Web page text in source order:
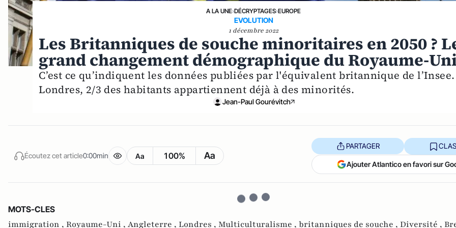
A LA UNE›DÉCRYPTAGES›EUROPE
EVOLUTION
1 décembre 2022
Les Britanniques de souche minoritaires en 2050 ?
grand changement démographique du Royaume-
C’est ce qu’indiquent les données publiées par l'équivalent britannique de
Londres, 2/3 des habitants appartiennent déjà à des minorités.
Jean-Paul Gourévitch
Écoutez cet article0:00min Aa 100% Aa
PARTAGER
Ajouter Atlantico en favori sur
MOTS-CLES
immigration , Royaume-Uni , Angleterre , Londres , Multiculturalisme , britanniques de souche , Diversité ,